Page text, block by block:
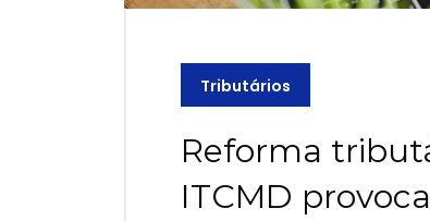
Tributários
Reforma
ITCMD